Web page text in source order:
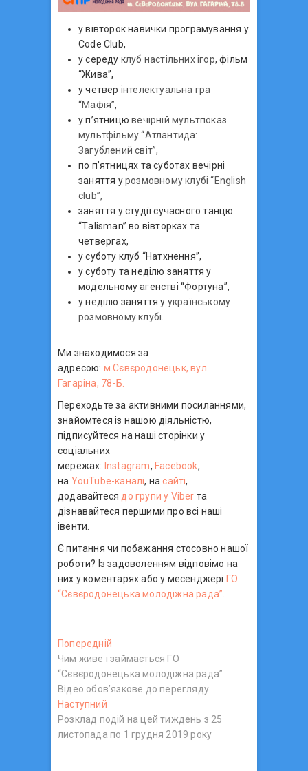
у вівторок навички програмування у
Code Club,
у середу клуб настільних ігор, фільм
“Жива”,
у четвер інтелектуальна гра
“Мафія”,
у п’ятницювечірній мультпоказ
мультфільму “Атлантида:
Загублений світ”,
по п’ятницях та суботах вечірні
заняття урозмовному клубі “English
club”,
заняття у студії сучасного танцю
“Тalisman” во вівторках та
четвергах,
у суботу клуб “Натхнення”,
у суботу та неділю заняття у
модельному агенстві “Фортуна”,
у неділю заняття у українському
розмовному клубі
Ми знаходимося за
адресою: м.Сєвєродонецьк, вул.
Гагаріна, 78-Б.
Переходьте за активними посиланнями,
знайомтеся із нашою діяльністю,
підписуйтеся на наші сторінки у
соціальних
мережах: Instagram, Facebook,
на YouTube-каналі, насайті,
додавайтеся до групи у Viber та
дізнавайтеся першими про всі наші
івенти.
Є питання чи побажання стосовно нашої
роботи? Із задоволенням відповімо на
них у коментарях або у месенджері ГО
“Сєвєродонецька молодіжна рада”.
Н
а
в
і
г
Попередній
о
п
е
е
д
Чим живе і займається ГО
“Сєвєродонецька молодіжна рада”
Відео обов’язкове до перегляду
Наступний
а
с
Розклад подій на цей тиждень з 25
листопада по 1 грудня 2019 року